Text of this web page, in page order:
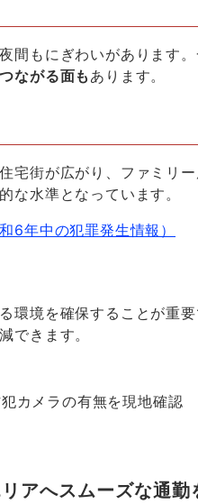
間もにぎわいがあります
ながる面も あります。
宅街が広がり、ファミリ
な水準となっています。
6年中の犯罪発生情報）
環境を確保することが重
できます。
カメラの有無を現地確認
アへスムーズな通勤